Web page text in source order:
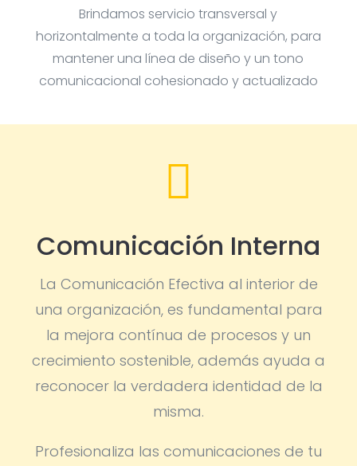
Brindamos servicio transversal y
horizontalmente a toda la organización, para
mantener una línea de diseño y un tono
comunicacional cohesionado y actualizado

Comunicación Interna
La Comunicación Efectiva al interior de
una organización, es fundamental para
la mejora contínua de procesos y un
crecimiento sostenible, además ayuda a
reconocer la verdadera identidad de la
misma.
Profesionaliza las comunicaciones de tu